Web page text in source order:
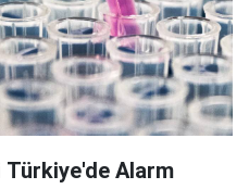
Türkiye'de Alarm